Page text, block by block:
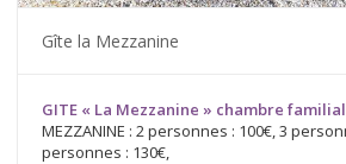
Gîte la Mezzanine
GITE « La Mezzanine » chambre
MEZZANINE : 2 personnes : 100€, 3
personnes : 130€,